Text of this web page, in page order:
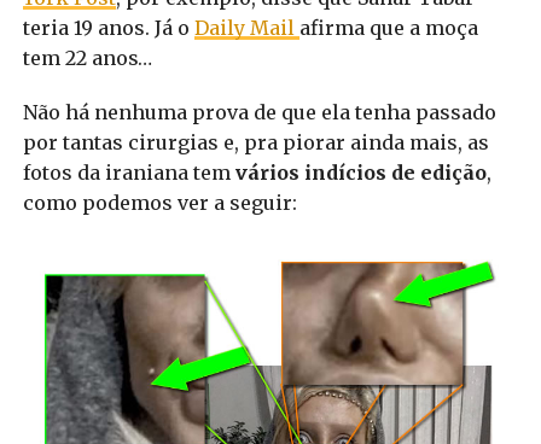
teria 19 anos. Já o Daily Mail afirma que a moça
tem 22 anos…
Não há nenhuma prova de que ela tenha passado
por tantas cirurgias e, pra piorar ainda mais, as
fotos da iraniana tem vários indícios de edição,
como podemos ver a seguir: